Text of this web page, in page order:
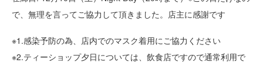
で、無理を言ってご協力して頂きました。店主に感謝です
※1.感染予防の為、店内でのマスク着用にご協力ください
※2.ティーショップ夕日については、飲食店ですので通常利用で